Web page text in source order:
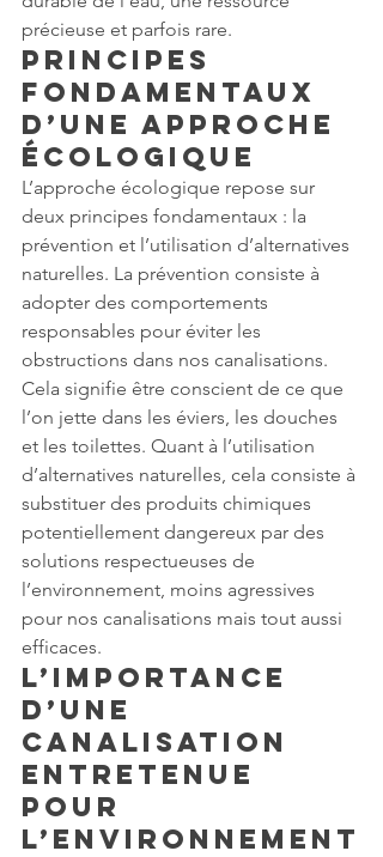
précieuse et parfois rare.
Principes
fondamentaux
d’une approche
écologique
L’approche écologique repose sur
deux principes fondamentaux : la
prévention et l’utilisation d’alternatives
naturelles. La prévention consiste à
adopter des comportements
responsables pour éviter les
obstructions dans nos canalisations.
Cela signifie être conscient de ce que
l’on jette dans les éviers, les douches
et les toilettes. Quant à l’utilisation
d’alternatives naturelles, cela consiste à
substituer des produits chimiques
potentiellement dangereux par des
solutions respectueuses de
l’environnement, moins agressives
pour nos canalisations mais tout aussi
efficaces.
L’importance
d’une
canalisation
entretenue
pour
l’environnement